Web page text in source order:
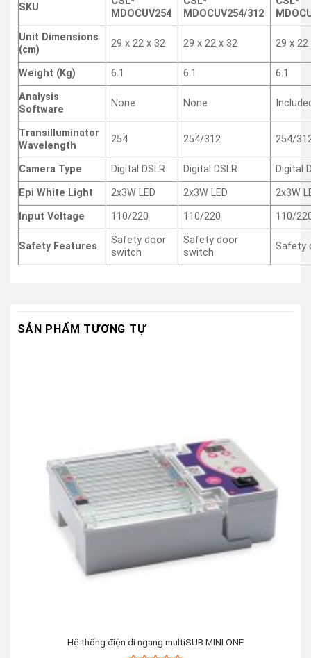
SKU
MDOCUV254
MDOCUV254/312
Unit Dimensions
(cm)
29 x 22 x 32 29 x 22 x 32 29 x 22
Weight (Kg) 6.1 6.1
6.1
Analysis
Software
None None
Transilluminator
Wavelength
254 254/312 254/
Camera Type Digital DSLR Digital DSLR
Digital
Epi White Light
2x3W LED 2x3W LED
2x3W
Input Voltage
110/220 110/220 110/
Safety Features
Safety door
switch
Safety door
switch
Safety
SẢN PHẨM TƯƠNG TỰ
Hệ thống điện di ngang multiSUB MINI ONE